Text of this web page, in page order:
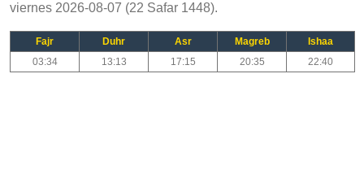
viernes 2026-08-07 (22 Safar 1448).
Fajr Duhr Asr Magreb
Ishaa
03:34
13:13 17:15 20:35 22:40